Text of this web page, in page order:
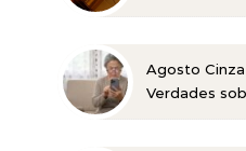
Agosto
Verdades